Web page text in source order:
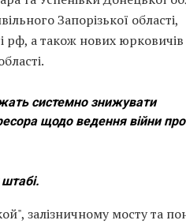
Запорізької області,
рф, а також нових юрковичів
системно знижувати
щодо ведення війни
залізничному мосту та